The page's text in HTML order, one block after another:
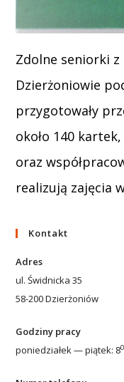
Zdolne seniorki z
Dzierżoniowie
przygotowały
około 140
oraz
realizują zajęcia
Kontakt
Adres
ul. Świdnicka 35
58-200 Dzierżoniów
Godziny pracy
poniedziałek — piątek: 8